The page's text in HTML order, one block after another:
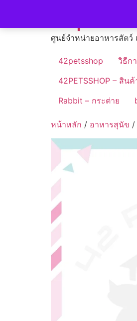
content
ศูนย์จำหน่ายอาหารสัต
42petsshop วิธีก
42PETSSHOP – สิน
Rabbit – กระต่าย
หน้าหลัก / อาหารสุนัข /